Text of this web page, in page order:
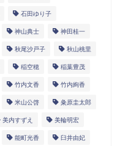
石田ゆり子
神山典士 神田桂一
秋尾沙戸子 秋山桃里
稲空穂 稲葉豊茂
竹内文香 竹内絢香
米山公啓 粂原圭太郎
美内すずえ 美輪明宏
能町光香 臼井由妃